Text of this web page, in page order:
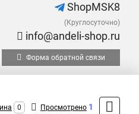
ShopMSK8
(Круглосуточно)
info@andeli-shop.ru
Форма обратной связи
0 Просмотрено 1